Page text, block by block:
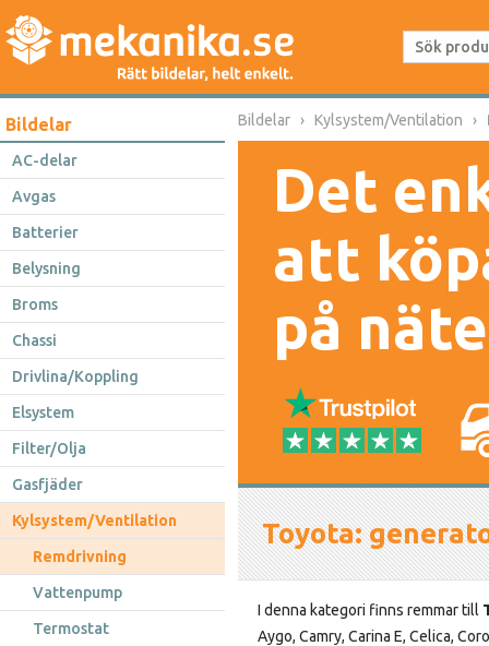
Bildelar
AC-delar
Avgas
Batterier
Belysning
Broms
Chassi
Drivlina/Koppling
Elsystem
Filter/Olja
Gasfjäder
Kylsystem/Ventilation
Remdrivning
Vattenpump
Termostat
Bildelar Kylsystem/Ventilation
Det
att
på
Toyota:
I denna kategori finns remmar till
Aygo, Camry, Carina E, Celica,